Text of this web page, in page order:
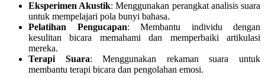
Eksperimen Akustik: Menggunakan perangkat analisis suara
untuk mempelajari pola bunyi bahasa.
Pelatihan Pengucapan: Membantu individu dengan
kesulitan bicara memahami dan memperbaiki artikulasi
mereka.
Terapi Suara: Menggunakan rekaman suara untuk
membantu terapi bicara dan pengolahan emosi.